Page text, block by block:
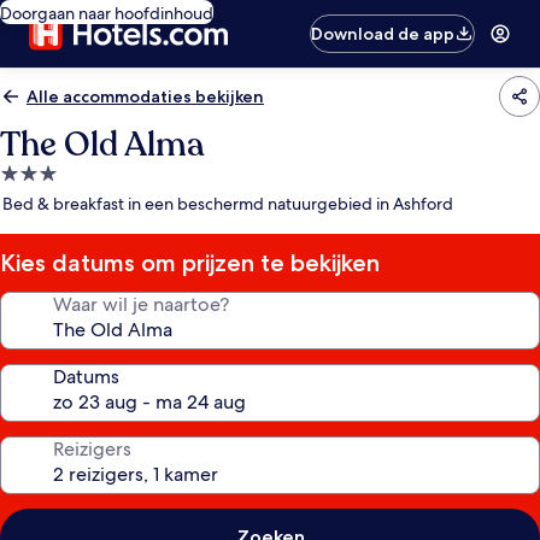
Doorgaan naar hoofdinhoud
Download de app
Alle accommodaties bekijken
The Old Alma
3.0-
sterrenaccommodatie
Bed & breakfast in een beschermd natuurgebied in Ashford
Kies datums om prijzen te bekijken
Waar wil je naartoe?
Datums
Reizigers